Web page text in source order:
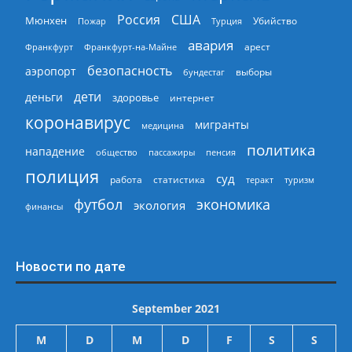
Мюнхен Пожар Россия США Турция Убийство
Франкфурт Франкфурт-на-Майне авария арест
аэропорт безопасность бундестаг выборы
деньги дети здоровье интернет
коронавирус медицина
мигранты
нападение
общество пассажиры пенсия политика
полиция работа статистика суд теракт туризм
финансы футбол экология экономика
Новости по дате
September 2021
M D M D F S S